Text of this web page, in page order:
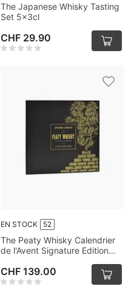
The Japanese Whisky Tasting
Set 5x3cl
CHF 29.90
EN STOCK 52
The Peaty Whisky Calendrier
de l'Avent Signature Edition
CHF 139.00